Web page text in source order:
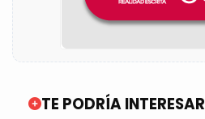
TE PODRÍA INTERESAR